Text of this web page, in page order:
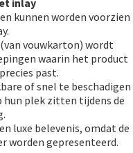
kunnen worden voorzien
vouwkarton) wordt
waarin het product
past.
of snel te beschadigen
hun plek zitten tijdens de
luxe belevenis, omdat de
worden gepresenteerd.